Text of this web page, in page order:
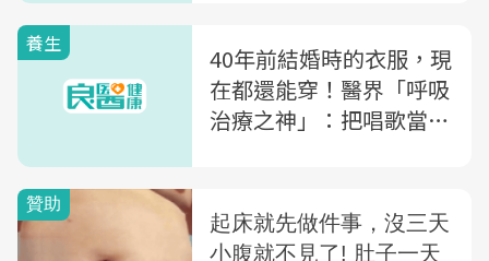
養生
40年前結婚時的衣服，現
在都還能穿！醫界「呼吸
治療之神」：把唱歌當成